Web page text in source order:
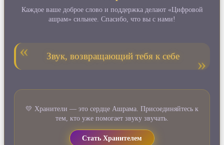
Каждое ваше доброе слово и поддержка делают «Цифровой
ашрам» сильнее. Спасибо, что вы с нами!
Звук, возвращающий тебя к себе
💛 Хранители — это сердце Ашрама. Присоединяйтесь к
тем, кто уже помогает звуку звучать.
Стать Хранителем